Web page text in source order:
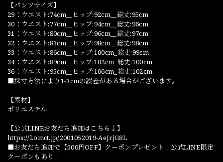
【パンツサイズ】
29：ウエスト:74cm__ヒップ:92cm__総丈:95cm
30：ウエスト:77cm__ヒップ:94cm__総丈:96cm
31：ウエスト:80cm__ヒップ:96cm__総丈:97cm
32：ウエスト:83cm__ヒップ:98cm__総丈:98cm
33：ウエスト:86cm__ヒップ:100cm_総丈:99cm
34：ウエスト:89cm__ヒップ:102cm_総丈:100cm
36：ウエスト:95cm__ヒップ:106cm_総丈:102cm
■採寸方法により1-3cmの誤差がある場合がございます。
【素材】
ポリエステル
【公式LINEお友だち追加はこちら↓】
https://l.omct.jp/2001052019-AeJrjG8L
■お友だち追加で【500円OFF】クーポンプレゼント！公式LINE限定
クーポンもあり！